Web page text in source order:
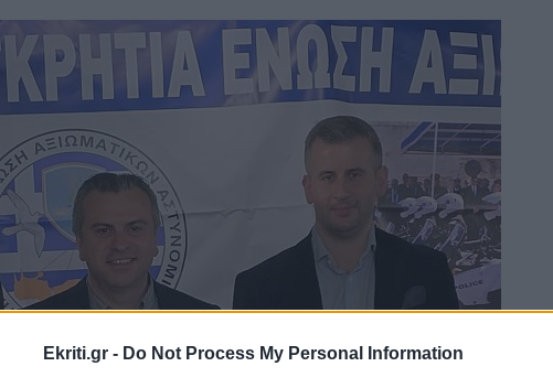
Ekriti.gr - Do Not Process My Personal Information